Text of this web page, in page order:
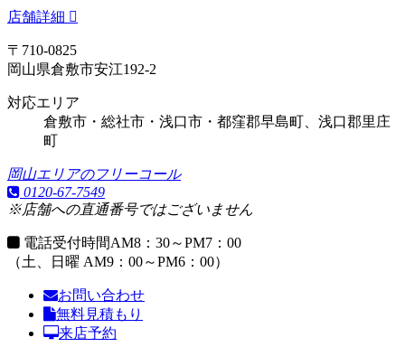
店舗詳細
〒710-0825
岡山県倉敷市安江192-2
対応エリア
倉敷市・総社市・浅口市・都窪郡早島町、浅口郡里庄
町
岡山エリアのフリーコール
0120-67-7549
※店舗への直通番号ではございません
電話受付時間AM8：30～PM7：00
（土、日曜 AM9：00～PM6：00）
お問い合わせ
無料見積もり
来店予約